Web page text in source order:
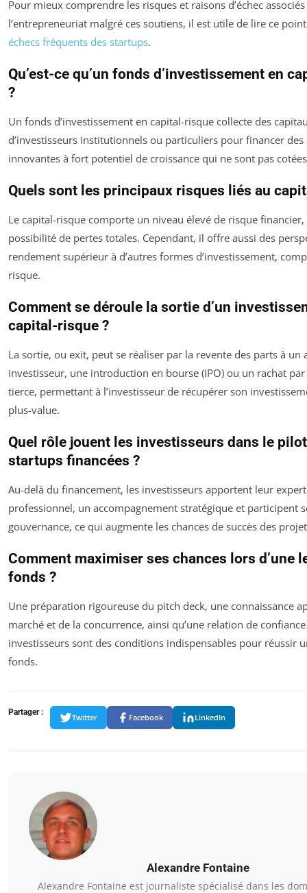
Pour mieux comprendre les risques et raisons d’échec associés
l’entrepreneuriat malgré ces soutiens, il est utile de lire ce
échecs fréquents des startups.
Qu’est-ce qu’un fonds d’investissement en
?
Un fonds d’investissement en capital-risque collecte des
d’investisseurs institutionnels ou particuliers pour financer
innovantes à fort potentiel de croissance qui ne sont pas
Quels sont les principaux risques liés au
Le capital-risque comporte un niveau élevé de risque financier,
possibilité de pertes totales. Cependant, il offre aussi des
rendement supérieur à d’autres formes d’investissement,
risque.
Comment se déroule la sortie d’un
capital-risque ?
La sortie, ou exit, peut se réaliser par la revente des parts à un
investisseur, une introduction en bourse (IPO) ou un rachat
tierce, permettant à l’investisseur de récupérer son
plus-value.
Quel rôle jouent les investisseurs dans le
startups financées ?
Au-delà du financement, les investisseurs apportent leur
professionnel, un accompagnement stratégique et participent
gouvernance, ce qui augmente les chances de succès des
Comment maximiser ses chances lors d’une
fonds ?
Une préparation rigoureuse du pitch deck, une connaissance
marché et de la concurrence, ainsi qu’une relation de
investisseurs sont des conditions indispensables pour réussir
fonds.
Partager :
Twitter Facebook LinkedIn
Alexandre Fontaine
Alexandre Fontaine est journaliste spécialisé dans les